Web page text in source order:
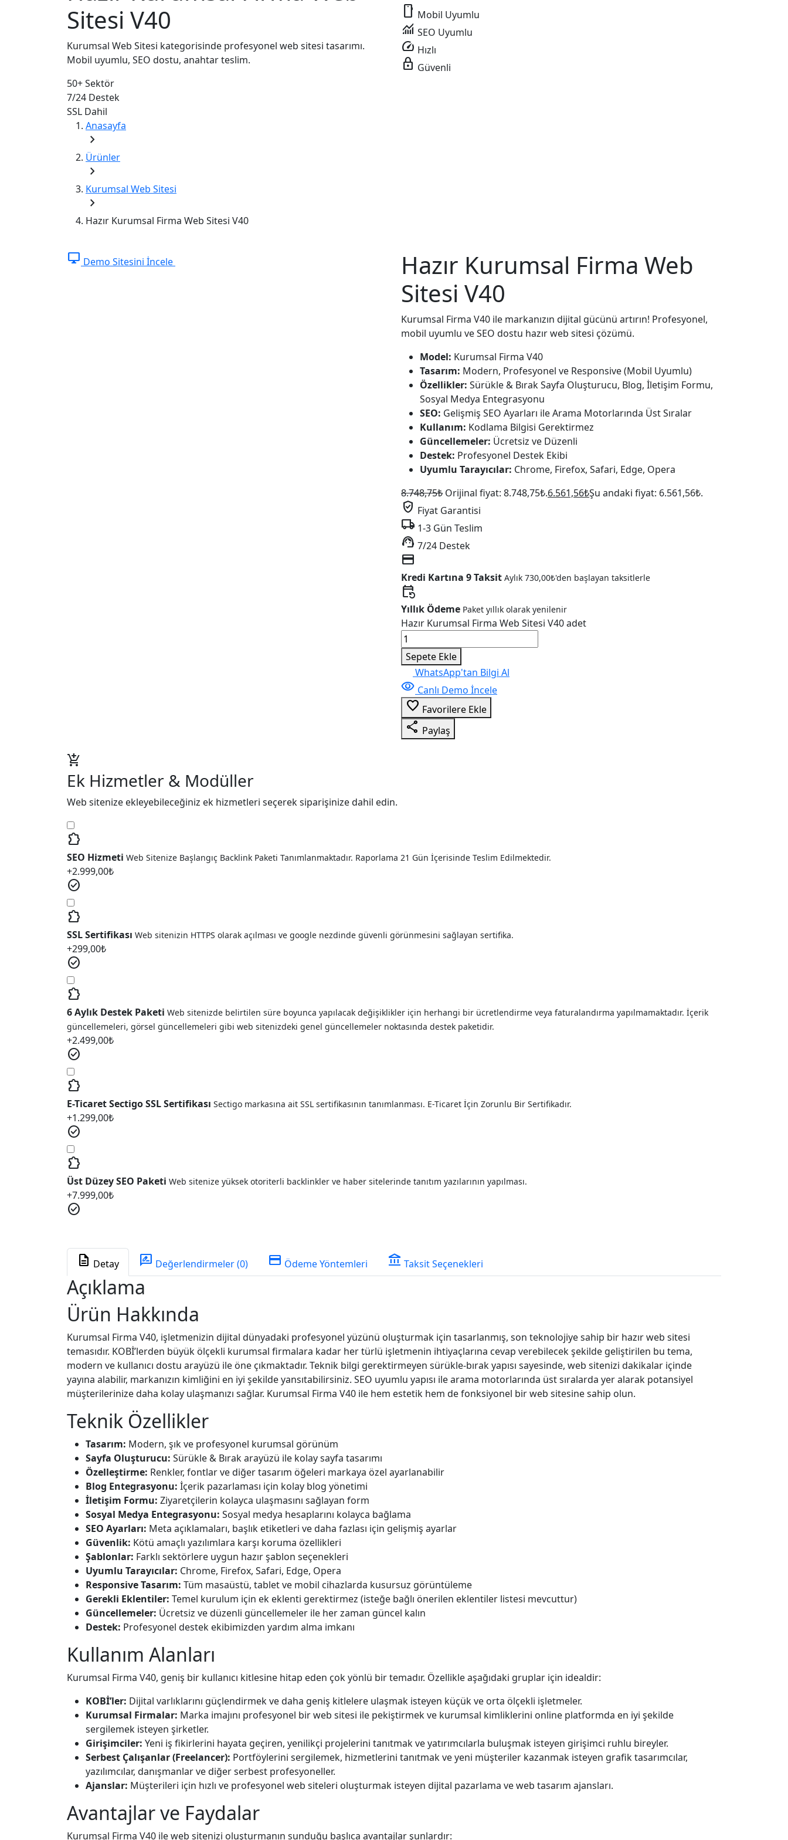
Sitesi V40
Kurumsal Web Sitesi kategorisinde profesyonel web sitesi tasarımı.
Mobil uyumlu, SEO dostu, anahtar teslim.
50+Sektör
7/24 Destek
SSL Dahil
smartphone Mobil Uyumlu
monitoring SEO Uyumlu
speed Hızlı
lock Güvenli
Anasayfa
chevron_right
Ürünler
chevron_right
Kurumsal Web Sitesi
chevron_right
Hazır Kurumsal Firma Web Sitesi V40
desktop_windows Demo Sitesini İncele
Hazır Kurumsal Firma Web
Sitesi V40
Kurumsal Firma V40 ile markanızın dijital gücünü artırın! Profesyonel,
mobil uyumlu ve SEO dostu hazır web sitesi çözümü.
Model: Kurumsal Firma V40
Tasarım: Modern, Profesyonel ve Responsive (Mobil Uyumlu)
Özellikler: Sürükle & Bırak Sayfa Oluşturucu, Blog, İletişim Formu,
Sosyal Medya Entegrasyonu
SEO: Gelişmiş SEO Ayarları ile Arama Motorlarında Üst Sıralar
Kullanım: Kodlama Bilgisi Gerektirmez
Güncellemeler: Ücretsiz ve Düzenli
Destek: Profesyonel Destek Ekibi
Uyumlu Tarayıcılar: Chrome, Firefox, Safari, Edge, Opera
8.748,75₺ Orijinal fiyat: 8.748,75₺.6.561,56₺Şu andaki fiyat: 6.561,56₺.
verified_user Fiyat Garantisi
local_shipping 1-3 Gün Teslim
support_agent 7/24 Destek
credit_card
Kredi Kartına 9 Taksit Aylık 730,00₺'den başlayan taksitlerle
event_repeat
Yıllık Ödeme Paket yıllık olarak yenilenir
Hazır Kurumsal Firma Web Sitesi V40 adet
Sepete Ekle
WhatsApp'tan Bilgi Al
visibility Canlı Demo İncele
favorite_border Favorilere Ekle
share Paylaş
add_shopping_cart
Ek Hizmetler & Modüller
Web sitenize ekleyebileceğiniz ek hizmetleri seçerek siparişinize dahil edin.
extension
SEO Hizmeti Web Sitenize Başlangıç Backlink Paketi Tanımlanmaktadır. Raporlama 21 Gün İçerisinde Teslim Edilmektedir.
+2.999,00₺
check_circle
extension
SSL Sertifikası Web sitenizin HTTPS olarak açılması ve google nezdinde güvenli görünmesini sağlayan sertifika.
+299,00₺
check_circle
extension
6 Aylık Destek Paketi Web sitenizde belirtilen süre boyunca yapılacak değişiklikler için herhangi bir ücretlendirme veya faturalandırma yapılmamaktadır. İçerik
güncellemeleri, görsel güncellemeleri gibi web sitenizdeki genel güncellemeler noktasında destek paketidir.
+2.499,00₺
check_circle
extension
E-Ticaret Sectigo SSL Sertifikası Sectigo markasına ait SSL sertifikasının tanımlanması. E-Ticaret İçin Zorunlu Bir Sertifikadır.
+1.299,00₺
check_circle
extension
Üst Düzey SEO Paketi Web sitenize yüksek otoriterli backlinkler ve haber sitelerinde tanıtım yazılarının yapılması.
+7.999,00₺
check_circle
description Detay rate_review Değerlendirmeler (0) credit_card Ödeme Yöntemleri account_balance Taksit Seçenekleri
Açıklama
Ürün Hakkında
Kurumsal Firma V40, işletmenizin dijital dünyadaki profesyonel yüzünü oluşturmak için tasarlanmış, son teknolojiye sahip bir hazır web sitesi
temasıdır. KOBİ’lerden büyük ölçekli kurumsal firmalara kadar her türlü işletmenin ihtiyaçlarına cevap verebilecek şekilde geliştirilen bu tema,
modern ve kullanıcı dostu arayüzü ile öne çıkmaktadır. Teknik bilgi gerektirmeyen sürükle-bırak yapısı sayesinde, web sitenizi dakikalar içinde
yayına alabilir, markanızın kimliğini en iyi şekilde yansıtabilirsiniz. SEO uyumlu yapısı ile arama motorlarında üst sıralarda yer alarak potansiyel
müşterilerinize daha kolay ulaşmanızı sağlar. Kurumsal Firma V40 ile hem estetik hem de fonksiyonel bir web sitesine sahip olun.
Teknik Özellikler
Tasarım: Modern, şık ve profesyonel kurumsal görünüm
Sayfa Oluşturucu: Sürükle & Bırak arayüzü ile kolay sayfa tasarımı
Özelleştirme: Renkler, fontlar ve diğer tasarım öğeleri markaya özel ayarlanabilir
Blog Entegrasyonu: İçerik pazarlaması için kolay blog yönetimi
İletişim Formu: Ziyaretçilerin kolayca ulaşmasını sağlayan form
Sosyal Medya Entegrasyonu: Sosyal medya hesaplarını kolayca bağlama
SEO Ayarları: Meta açıklamaları, başlık etiketleri ve daha fazlası için gelişmiş ayarlar
Güvenlik: Kötü amaçlı yazılımlara karşı koruma özellikleri
Şablonlar: Farklı sektörlere uygun hazır şablon seçenekleri
Uyumlu Tarayıcılar: Chrome, Firefox, Safari, Edge, Opera
Responsive Tasarım: Tüm masaüstü, tablet ve mobil cihazlarda kusursuz görüntüleme
Gerekli Eklentiler: Temel kurulum için ek eklenti gerektirmez (isteğe bağlı önerilen eklentiler listesi mevcuttur)
Güncellemeler: Ücretsiz ve düzenli güncellemeler ile her zaman güncel kalın
Destek: Profesyonel destek ekibimizden yardım alma imkanı
Kullanım Alanları
Kurumsal Firma V40, geniş bir kullanıcı kitlesine hitap eden çok yönlü bir temadır. Özellikle aşağıdaki gruplar için idealdir:
KOBİ’ler: Dijital varlıklarını güçlendirmek ve daha geniş kitlelere ulaşmak isteyen küçük ve orta ölçekli işletmeler.
Kurumsal Firmalar: Marka imajını profesyonel bir web sitesi ile pekiştirmek ve kurumsal kimliklerini online platformda en iyi şekilde
sergilemek isteyen şirketler.
Girişimciler: Yeni iş fikirlerini hayata geçiren, yenilikçi projelerini tanıtmak ve yatırımcılarla buluşmak isteyen girişimci ruhlu bireyler.
Serbest Çalışanlar (Freelancer): Portföylerini sergilemek, hizmetlerini tanıtmak ve yeni müşteriler kazanmak isteyen grafik tasarımcılar,
yazılımcılar, danışmanlar ve diğer serbest profesyoneller.
Ajanslar: Müşterileri için hızlı ve profesyonel web siteleri oluşturmak isteyen dijital pazarlama ve web tasarım ajansları.
Avantajlar ve Faydalar
Kurumsal Firma V40 ile web sitenizi oluşturmanın sunduğu başlıca avantajlar şunlardır: